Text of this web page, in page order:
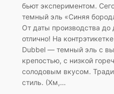
бьют экспериментом.
темный эль «Синяя
От даты производства
отлично! На
Dubbel — темный эль с
крепостью, с низкой
солодовым вкусом.
стиль. (Хм,…